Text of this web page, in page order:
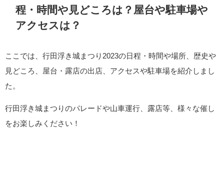
程・時間や見どころは？屋台や駐車場や
アクセスは？
ここでは、行田浮き城まつり2023の日程・時間や場所、歴史や
見どころ、屋台・露店の出店、アクセスや駐車場を紹介しまし
た。
行田浮き城まつりのパレードや山車運行、露店等、様々な催し
をお楽しみください！